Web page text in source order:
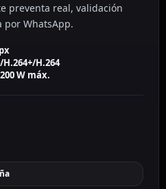
preventa real, validación
por WhatsApp.
H.264
W máx.